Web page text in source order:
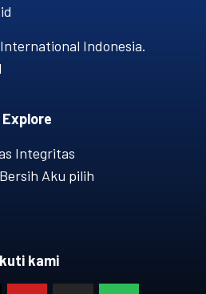
Indonesia.
Explore
Integritas
Aku pilih
kami